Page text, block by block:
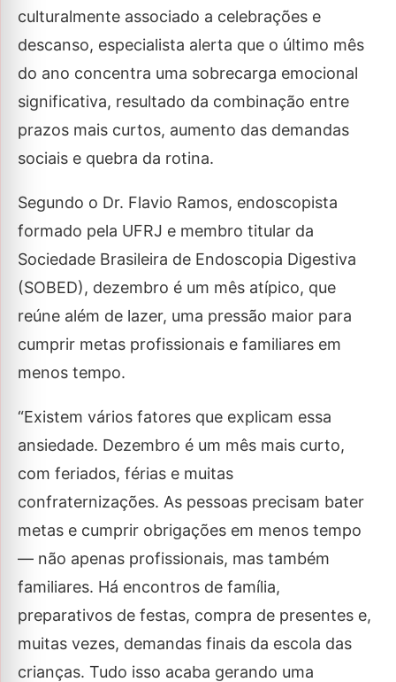
culturalmente associado a celebrações e
descanso, especialista alerta que o último mês
do ano concentra uma sobrecarga emocional
significativa, resultado da combinação entre
prazos mais curtos, aumento das demandas
sociais e quebra da rotina.
Segundo o Dr. Flavio Ramos, endoscopista
formado pela UFRJ e membro titular da
Sociedade Brasileira de Endoscopia Digestiva
(SOBED), dezembro é um mês atípico, que
reúne além de lazer, uma pressão maior para
cumprir metas profissionais e familiares em
menos tempo.
“Existem vários fatores que explicam essa
ansiedade. Dezembro é um mês mais curto,
com feriados, férias e muitas
confraternizações. As pessoas precisam bater
metas e cumprir obrigações em menos tempo
— não apenas profissionais, mas também
familiares. Há encontros de família,
preparativos de festas, compra de presentes e,
muitas vezes, demandas finais da escola das
crianças. Tudo isso acaba gerando uma